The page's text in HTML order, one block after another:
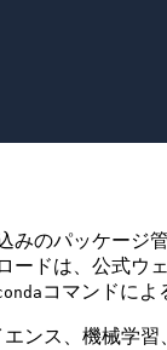
みのパッケージ
ードは、公式ウ
コマンドによ
ンス、機械学